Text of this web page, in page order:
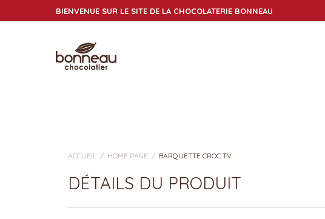
BIENVENUE SUR LE SITE DE LA CHOCOLATERIE BONNEAU
ACCUEIL HOME PAGE BARQUETTE CROC TV
DÉTAILS DU PRODUIT